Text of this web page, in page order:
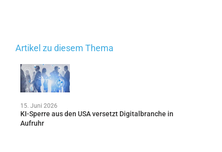
Artikel zu diesem Thema
15. Juni 2026
KI-Sperre aus den USA versetzt Digitalbranche in
Aufruhr